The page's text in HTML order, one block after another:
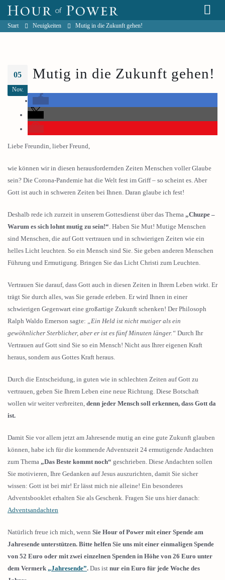
Start Neuigkeiten Mutig in die Zukunft gehen!
05
Nov.
Mutig in die Zukunft gehen!
Liebe Freundin, lieber Freund,
wie können wir in diesen herausfordernden Zeiten Menschen voller Glaube
sein? Die Corona-Pandemie hat die Welt fest im Griff – so scheint es. Aber
Gott ist auch in schweren Zeiten bei Ihnen. Daran glaube ich fest!
Deshalb rede ich zurzeit in unserem Gottesdienst über das Thema „Chuzpe –
Warum es sich lohnt mutig zu sein!“. Haben Sie Mut! Mutige Menschen
sind Menschen, die auf Gott vertrauen und in schwierigen Zeiten wie ein
helles Licht leuchten. So ein Mensch sind Sie. Sie geben anderen Menschen
Führung und Ermutigung. Bringen Sie das Licht Christi zum Leuchten.
Vertrauen Sie darauf, dass Gott auch in diesen Zeiten in Ihrem Leben wirkt. Er
trägt Sie durch alles, was Sie gerade erleben. Er wird Ihnen in einer
schwierigen Gegenwart eine großartige Zukunft schenken! Der Philosoph
Ralph Waldo Emerson sagte: „Ein Held ist nicht mutiger als ein
gewöhnlicher Sterblicher, aber er ist es fünf Minuten länger.“ Durch Ihr
Vertrauen auf Gott sind Sie so ein Mensch! Nicht aus Ihrer eigenen Kraft
heraus, sondern aus Gottes Kraft heraus.
Durch die Entscheidung, in guten wie in schlechten Zeiten auf Gott zu
vertrauen, geben Sie Ihrem Leben eine neue Richtung. Diese Botschaft
wollen wir weiter verbreiten, denn jeder Mensch soll erkennen, dass Gott da
ist.
Damit Sie vor allem jetzt am Jahresende mutig an eine gute Zukunft glauben
können, habe ich für die kommende Adventszeit 24 ermutigende Andachten
zum Thema „Das Beste kommt noch“ geschrieben. Diese Andachten sollen
Sie motivieren, Ihre Gedanken auf Jesus auszurichten, damit Sie sicher
wissen: Gott ist bei mir! Er lässt mich nie alleine! Ein besonderes
Adventsbooklet erhalten Sie als Geschenk. Fragen Sie uns hier danach:
Adventsandachten
Natürlich freue ich mich, wenn Sie Hour of Power mit einer Spende am
Jahresende unterstützen. Bitte helfen Sie uns mit einer einmaligen Spende
von 52 Euro oder mit zwei einzelnen Spenden in Höhe von 26 Euro unter
dem Vermerk „Jahresende”. Das ist nur ein Euro für jede Woche des